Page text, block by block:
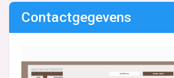
Contactgegevens